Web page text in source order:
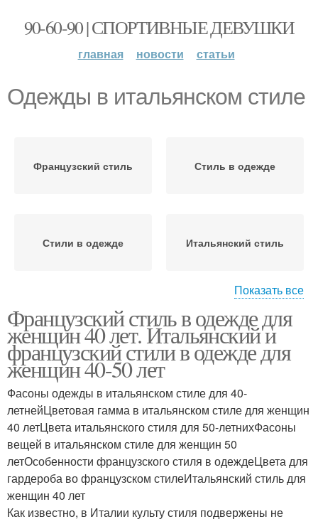
90-60-90 | СПОРТИВНЫЕ ДЕВУШКИ
главная новости статьи
Одежды в итальянском стиле
Французский стиль Стиль в одежде
Стили в одежде Итальянский стиль
Стиль для женщин Стиль в интерьере
Показать все
Французский стиль в одежде для
женщин 40 лет. Итальянский и
французский стили в одежде для
женщин 40-50 лет
Фасоны одежды в итальянском стиле для 40-
летнейЦветовая гамма в итальянском стиле для женщин
40 летЦвета итальянского стиля для 50-летнихФасоны
вещей в итальянском стиле для женщин 50
летОсобенности французского стиля в одеждеЦвета для
гардероба во французском стилеИтальянский стиль для
женщин 40 лет
Как известно, в Италии культу стиля подвержены не